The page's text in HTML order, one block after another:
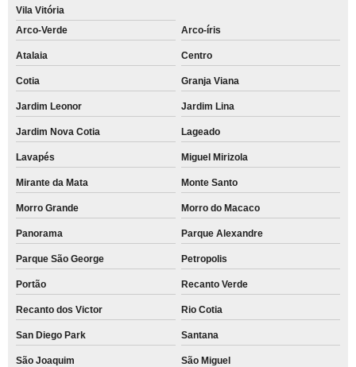
Vila Vitória
Arco-Verde
Arco-íris
Atalaia Centro
Cotia Granja Viana
Jardim Leonor Jardim Lina
Jardim Nova Cotia Lageado
Lavapés Miguel Mirizola
Mirante da Mata Monte Santo
Morro Grande Morro do Macaco
Panorama Parque Alexandre
Parque São George Petropolis
Portão Recanto Verde
Recanto dos Victor Rio Cotia
San Diego Park Santana
São Joaquim
São Miguel